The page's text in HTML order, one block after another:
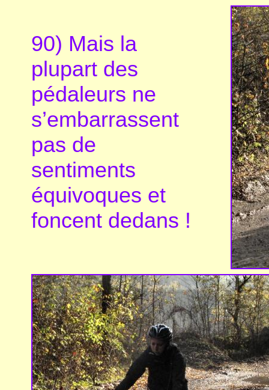
90) Mais la
plupart des
pédaleurs ne
s’embarrassent
pas de
sentiments
équivoques et
foncent dedans !